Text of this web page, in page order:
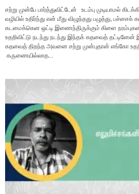
சற்று முன்பே பார்த்துவிட்டேன் உடம்பு முடியாமல்
வழியில் உதிர்ந்து என் மீது விழுந்தது பழுத்து, பச்சைக்
கடமைக்கென ஒட்டி இணைந்திருக்கும் கிளை
உதறிவிட்டு நடந்து நடந்து இந்தக் கதவைத் தட்டினேன்
கதவைத் திறந்த அவனை சற்று முன்புதான் எங்கோ
கருணையில்லாத...